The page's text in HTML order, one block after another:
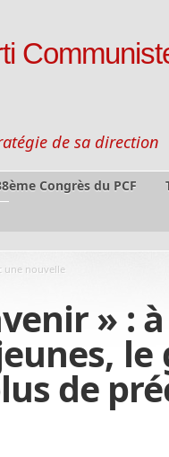
de sa direction
Congrès du PCF
une nouvelle
» :
de